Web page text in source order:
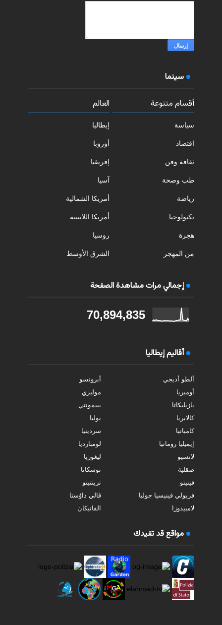
سينما
أقسام متنوعة
سياسة
اقتصاد
ثقافة وفن
طب وصحة
رياضة
تكنولوجيا
هجرة
من المهجر
العالم
إيطاليا
أوروبا
إفريقيا
آسيا
أمريكا الشمالية
أمريكا اللاتينية
روسيا
الشرق الأوسط
إجمالي مرات مشاهدة الصفحة
70,894,835
أقاليم إيطاليا
ألطو أديجي
أبروتسو
أومبريا
موليزي
بازيليكاتا
بييمونتي
كالابريا
بوليا
كامبانيا
سردينيا
إيميليا رومانيا
لومبارديا
لاتسيو
ليغوريا
صقلية
توسكانا
فينيتو
ترينتينو
فريولي فينيسيا جوليا
ڤالي داوُستا
لامبيدوزا
الفاتيكان
مواقع قد تفيدك